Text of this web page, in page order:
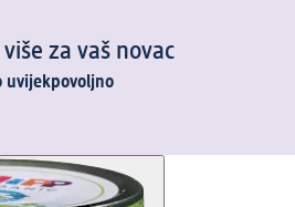
za vaš novac
uvijekpovoljno